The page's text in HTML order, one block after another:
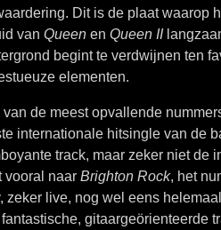
Dit is de plaat waarop
van Queenen Queen II
begint te verdwijnen ten
elementen.
van de meest opvallende
internationale hitsingle van de
track, maar zeker niet de
vooral naar Brighton Rock, het
zeker live, nog wel eens
gitaargeörienteerde